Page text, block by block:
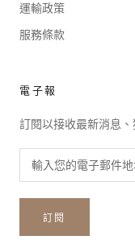
運輸政策
服務條款
電子報
訂閱以接收最新消息
訂閱